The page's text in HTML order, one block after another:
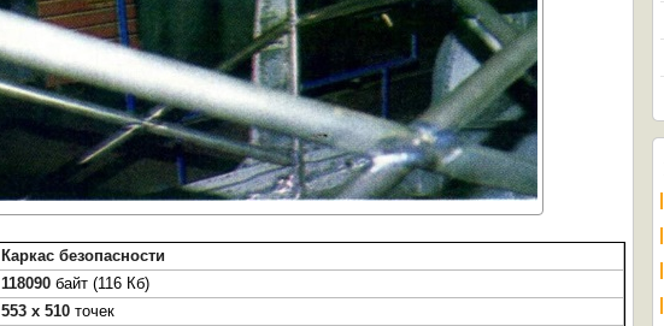
Каркас безопасности
118090 байт (116 Кб)
553 x 510 точек